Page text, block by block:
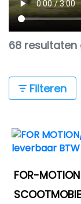
68 resultaten
Filteren
FOR-